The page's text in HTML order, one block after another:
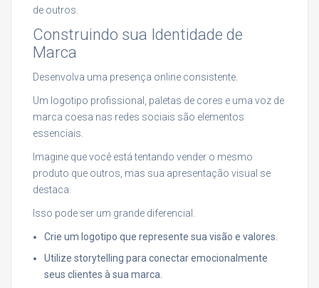
de outros.
Construindo sua Identidade de
Marca
Desenvolva uma presença online consistente.
Um logotipo profissional, paletas de cores e uma voz de
marca coesa nas redes sociais são elementos
essenciais.
Imagine que você está tentando vender o mesmo
produto que outros, mas sua apresentação visual se
destaca.
Isso pode ser um grande diferencial.
Crie um logotipo que represente sua visão e valores.
Utilize storytelling para conectar emocionalmente
seus clientes à sua marca.